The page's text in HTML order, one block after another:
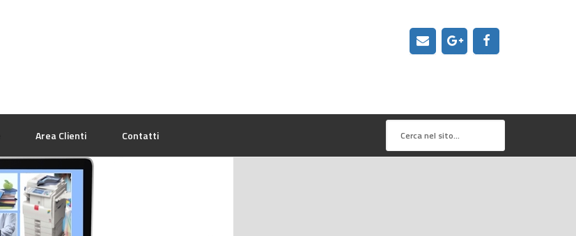
Area Clienti Contatti